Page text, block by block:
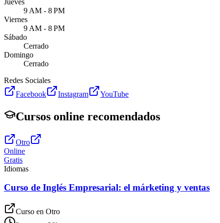
9 AM - 8 PM
Viernes
9 AM - 8 PM
Sábado
Cerrado
Domingo
Cerrado
Redes Sociales
Facebook
Instagram YouTube
Cursos online recomendados
Otro
Online
Gratis
Idiomas
Curso de Inglés Empresarial: el márketing y ventas
Curso en Otro